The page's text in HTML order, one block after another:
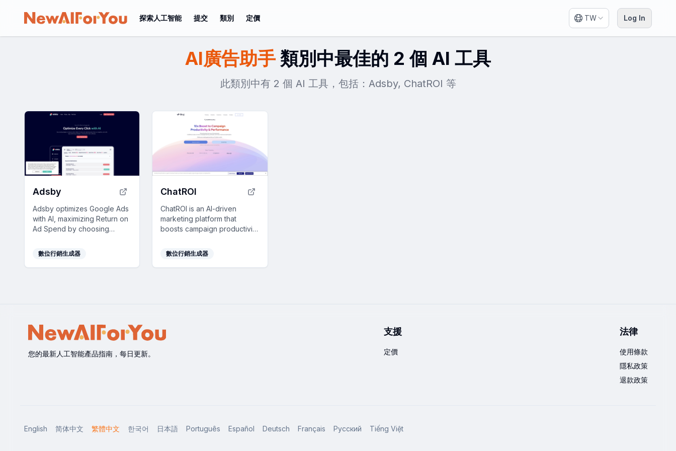
探索人工智能 提交 類別 定價 TW Log In
AI廣告助手 類別中最佳的 2 個 AI 工具
此類別中有 2 個 AI 工具，包括：Adsby, ChatROI 等
Adsby
Adsby optimizes Google Ads
with AI, maximizing Return on
Ad Spend by choosing
crafting efficient ad
campaigns swiftly.
數位行銷生成器
ChatROI
ChatROI is an AI-driven
marketing platform that
boosts campaign productivity
discovering audiences, and
optimizing multi-channel ad
performances in real-time.
數位行銷生成器
您的最新人工智能產品指南，每日更新。
支援
定價
法律
使用條款
隱私政策
退款政策
English 简体中文 繁體中文 한국어 日本語 Português Español Deutsch Français Русский Tiếng Việt